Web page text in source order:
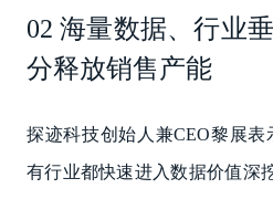
02 海量数据、行业
分释放销售产能
探迹科技创始人兼CEO黎展
有行业都快速进入数据价值深